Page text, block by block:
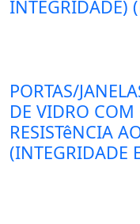
INTEGRIDADE)
PORTAS/
DE VIDRO COM
RESISTêNCIA
(INTEGRIDADE